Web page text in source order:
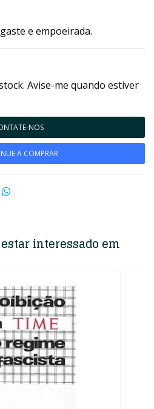
e empoeirada.
Avise-me quando estiver
NOS
A COMPRAR
interessado em